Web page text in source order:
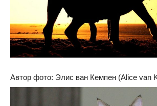
Автор фото: Элис ван Кемпен (Alice van